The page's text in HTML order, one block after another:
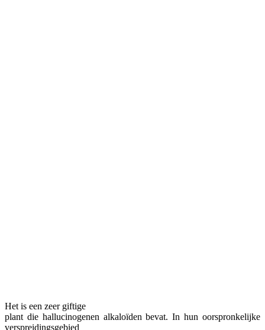
Het is een zeer giftige
plant die hallucinogenen alkaloïden bevat. In hun oorspronkelijke
verspreidingsgebied